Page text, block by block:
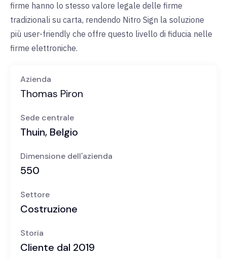
firme hanno lo stesso valore legale delle firme
tradizionali su carta, rendendo Nitro Sign la soluzione
più user-friendly che offre questo livello di fiducia nelle
firme elettroniche.
Azienda
Thomas Piron
Sede centrale
Thuin, Belgio
Dimensione dell'azienda
550
Settore
Costruzione
Storia
Cliente dal 2019